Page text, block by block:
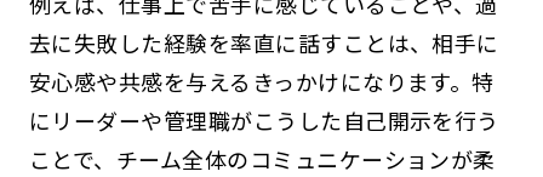
去に失敗した経験を率直に話すことは、相手に
安心感や共感を与えるきっかけになります。特
にリーダーや管理職がこうした自己開示を行う
ことで、チーム全体のコミュニケーションが柔